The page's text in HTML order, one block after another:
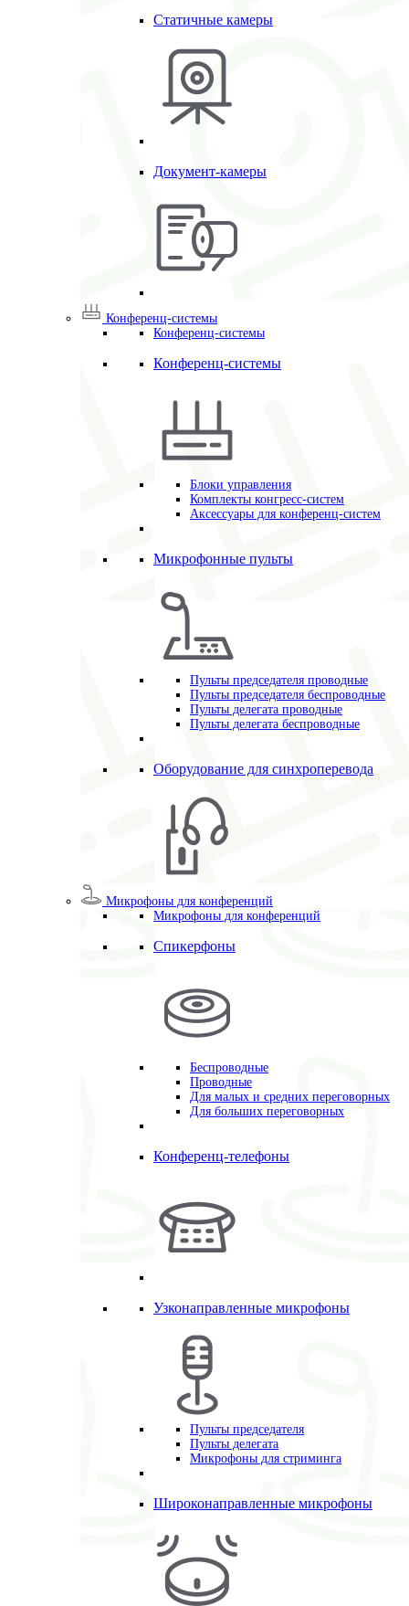
Статичные камеры
Документ-камеры
Конференц-системы
Конференц-системы
Конференц-системы
Блоки управления
Комплекты конгресс-систем
Аксессуары для конференц-систем
Микрофонные пульты
Пульты председателя проводные
Пульты председателя беспроводные
Пульты делегата проводные
Пульты делегата беспроводные
Оборудование для синхроперевода
Микрофоны для конференций
Микрофоны для конференций
Спикерфоны
Беспроводные
Проводные
Для малых и средних переговорных
Для больших переговорных
Конференц-телефоны
Узконаправленные микрофоны
Пульты председателя
Пульты делегата
Микрофоны для стриминга
Широконаправленные микрофоны